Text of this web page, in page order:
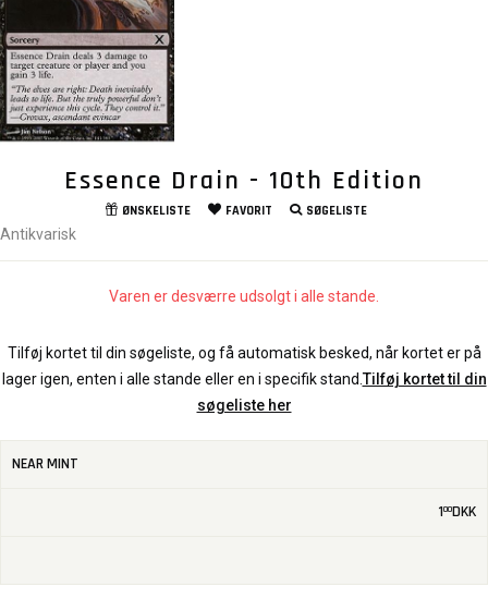
Essence Drain - 10th Edition
ØNSKELISTE FAVORIT SØGELISTE
Antikvarisk
Varen er desværre udsolgt i alle stande.
Tilføj kortet til din søgeliste, og få automatisk besked, når kortet er på
lager igen, enten i alle stande eller en i specifik stand. Tilføj kortet til din
søgeliste her
NEAR MINT
100DKK